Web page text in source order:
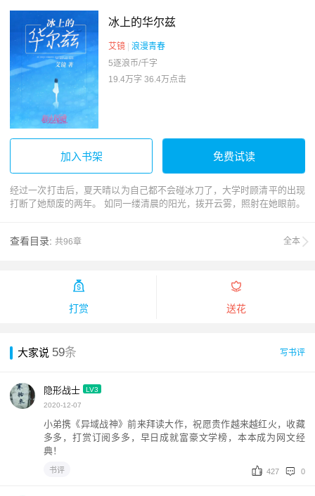
冰上的华尔兹
艾镜
浪漫青春
5逐浪币/千字
19.4万字 36.4万点击
加入书架 免费试读
经过一次打击后，夏天晴以为自己都不会碰冰刀了，大学时顾清平的出现
打断了她颓废的两年。 如同一缕清晨的阳光，拨开云雾，照射在她眼前。
查看目录: 共96章 全本

打赏

送花
大家说 59条 写书评
隐形战士 LV3
2020-12-07
小弟携《异域战神》前来拜读大作，祝愿贵作越来越红火，收藏
多多，打赏订阅多多，早日成就富豪文学榜，本本成为网文经
典！
427 0
书评